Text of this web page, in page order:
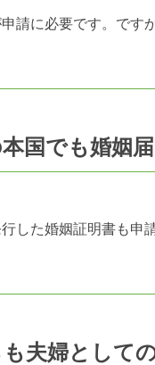
請に必要です。です
国でも婚姻
した婚姻証明書も申
夫婦として